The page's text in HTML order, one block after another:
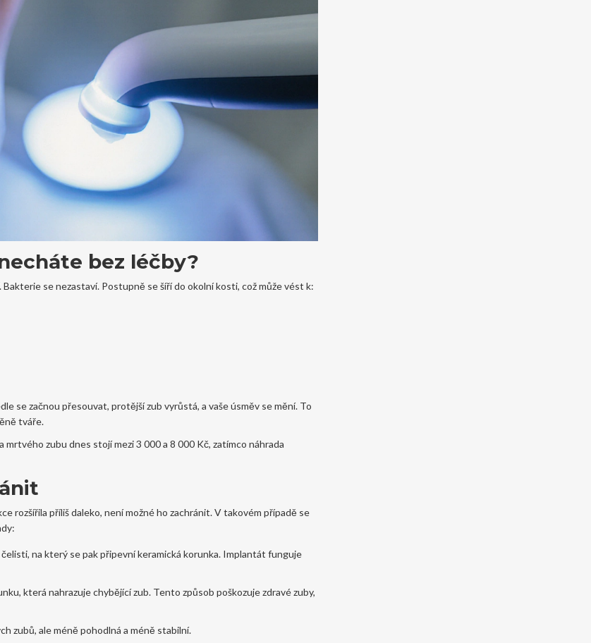
bez léčby?
se nezastaví. Postupně se šíří do okolní kosti, což může vést k:
se začnou přesouvat, protější zub vyrůstá, a vaše úsměv se mění. To
tváře.
zubu dnes stojí mezi 3 000 a 8 000 Kč, zatímco náhrada
rozšířila příliš daleko, není možné ho zachránit. V takovém případě se
na který se pak připevní keramická korunka. Implantát funguje
která nahrazuje chybějící zub. Tento způsob poškozuje zdravé zuby,
zubů, ale méně pohodlná a méně stabilní.